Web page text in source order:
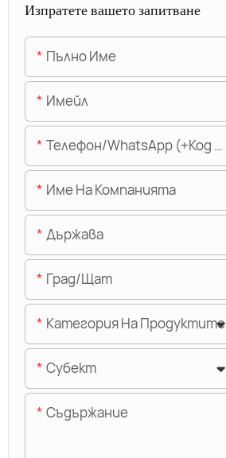
Изпратете вашето запитване
Пълно Име
Имейл
Телефон/WhatsApp (+Код На Областта)
Име На Компанията
Държава
Град/щат
Категория На Продуктите
Субект
Съдържание